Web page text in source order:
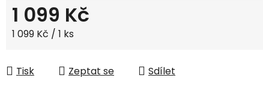
1 099 Kč
Měrná cena:
1 099 Kč / 1 ks
Tisk Zeptat se Sdílet